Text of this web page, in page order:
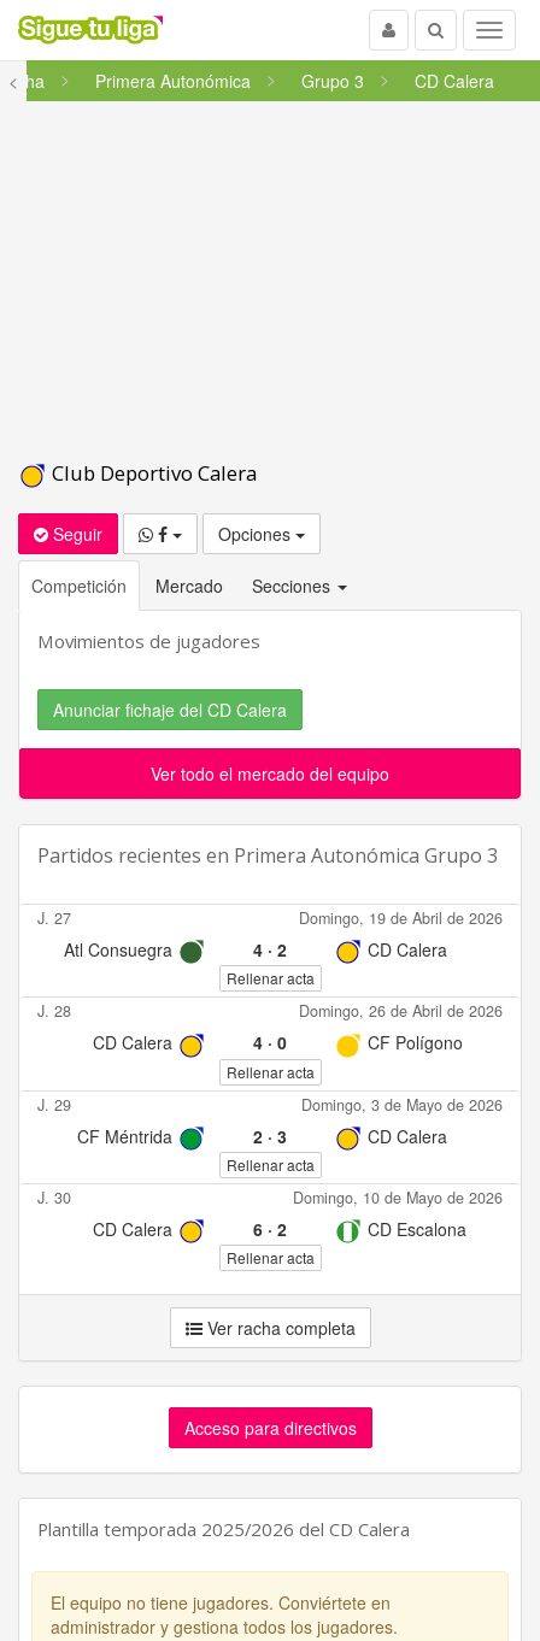
Menu
Buscar
Usuario
<
Primera Autonómica Grupo 3 CD Calera
Club Deportivo Calera
Seguir Opciones
Competición Mercado Secciones
Movimientos de jugadores
Anunciar fichaje del CD Calera
Ver todo el mercado del equipo
Partidos recientes en Primera Autonómica Grupo 3
J. 27 Domingo, 19 de Abril de 2026
Atl Consuegra 4· 2 CD Calera
Rellenar acta
J. 28 Domingo, 26 de Abril de 2026
CD Calera 4· 0 CF Polígono
Rellenar acta
J. 29 Domingo, 3 de Mayo de 2026
CF Méntrida 2· 3 CD Calera
Rellenar acta
J. 30 Domingo, 10 de Mayo de 2026
CD Calera 6· 2 CD Escalona
Rellenar acta
Ver racha completa
Acceso para directivos
Plantilla temporada 2025/2026 del CD Calera
El equipo no tiene jugadores. Conviértete en
administrador y gestiona todos los jugadores.